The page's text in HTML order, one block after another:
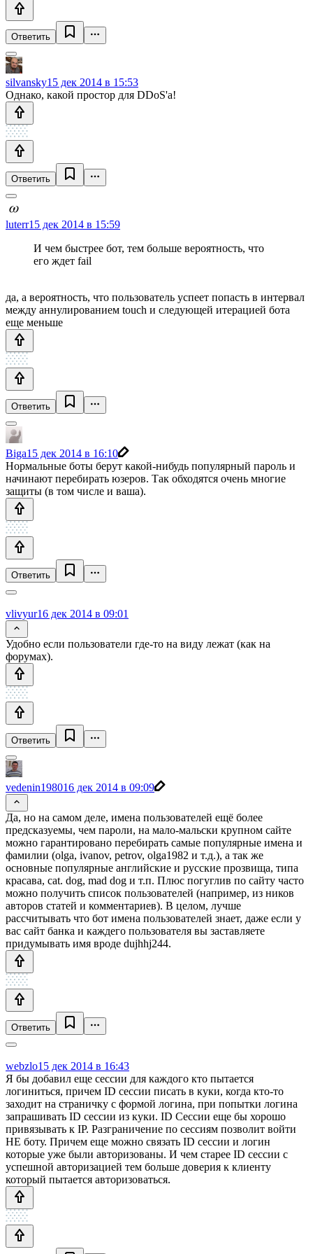
Ответить
silvansky15 дек 2014 в 15:53
Однако, какой простор для DDoS'а!
Ответить
luterr15 дек 2014 в 15:59
И чем быстрее бот, тем больше вероятность, что
его ждет fail
да, а вероятность, что пользователь успеет попасть в интервал
между аннулированием touch и следующей итерацией бота
еще меньше
Ответить
Biga15 дек 2014 в 16:10
Нормальные боты берут какой-нибудь популярный пароль и
начинают перебирать юзеров. Так обходятся очень многие
защиты (в том числе и ваша).
Ответить
vlivyur16 дек 2014 в 09:01
Удобно если пользователи где-то на виду лежат (как на
форумах).
Ответить
vedenin198016 дек 2014 в 09:09
Да, но на самом деле, имена пользователей ещё более
предсказуемы, чем пароли, на мало-мальски крупном сайте
можно гарантировано перебирать самые популярные имена и
фамилии (olga, ivanov, petrov, olga1982 и т.д.), а так же
основные популярные английские и русские прозвища, типа
красава, cat. dog, mad dog и т.п. Плюс погуглив по сайту часто
можно получить список пользователей (например, из ников
авторов статей и комментариев). В целом, лучше
рассчитывать что бот имена пользователей знает, даже если у
вас сайт банка и каждего пользователя вы заставляете
придумывать имя вроде dujhhj244.
Ответить
webzlo15 дек 2014 в 16:43
Я бы добавил еще сессии для каждого кто пытается
логиниться, причем ID сессии писать в куки, когда кто-то
заходит на страничку с формой логина, при попытки логина
запрашивать ID сессии из куки. ID Сессии еще бы хорошо
привязывать к IP. Разграничение по сессиям позволит войти
НЕ боту. Причем еще можно связать ID сессии и логин
которые уже были авторизованы. И чем старее ID сессии с
успешной авторизацией тем больше доверия к клиенту
который пытается авторизоваться.